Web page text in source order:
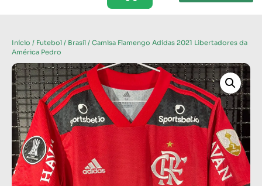
Início / Futebol / Brasil / Camisa Flamengo Adidas 2021 Libertadores da
América Pedro